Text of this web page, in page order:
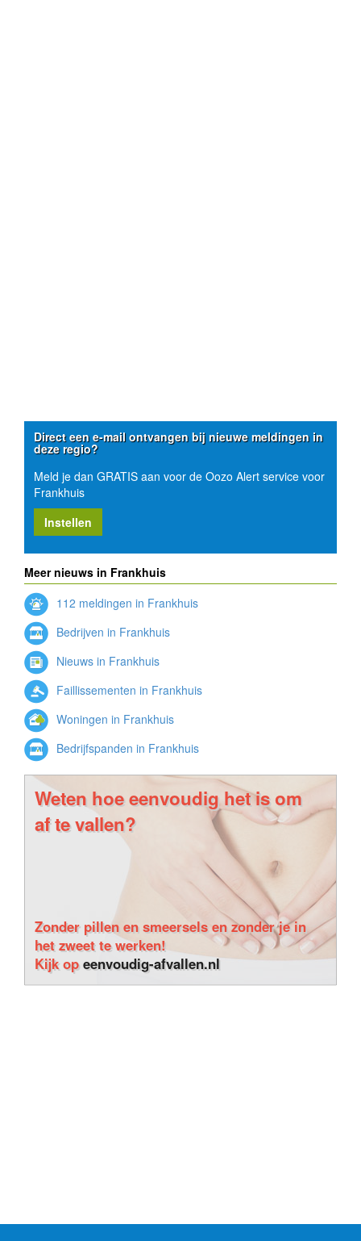
Direct een e-mail ontvangen bij nieuwe meldingen in
deze regio?
Meld je dan GRATIS aan voor de Oozo Alert service voor
Frankhuis
Instellen
Meer nieuws in Frankhuis
112 meldingen in Frankhuis
Bedrijven in Frankhuis
Nieuws in Frankhuis
Faillissementen in Frankhuis
Woningen in Frankhuis
Bedrijfspanden in Frankhuis
Weten hoe eenvoudig het is om
af te vallen?
Zonder pillen en smeersels en zonder je in
het zweet te werken!
Kijk opeenvoudig-afvallen.nl